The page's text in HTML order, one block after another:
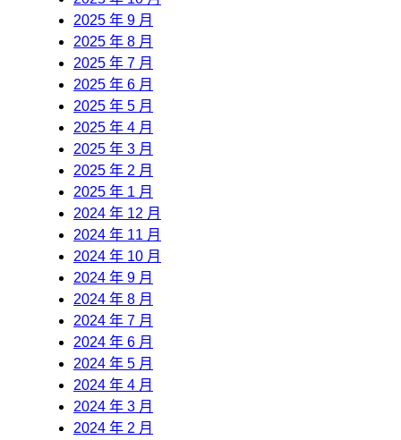
2025 年 9 月
2025 年 8 月
2025 年 7 月
2025 年 6 月
2025 年 5 月
2025 年 4 月
2025 年 3 月
2025 年 2 月
2025 年 1 月
2024 年 12 月
2024 年 11 月
2024 年 10 月
2024 年 9 月
2024 年 8 月
2024 年 7 月
2024 年 6 月
2024 年 5 月
2024 年 4 月
2024 年 3 月
2024 年 2 月